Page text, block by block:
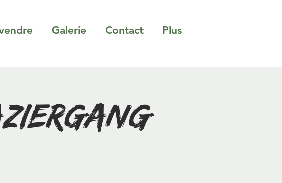
Galerie Contact Plus